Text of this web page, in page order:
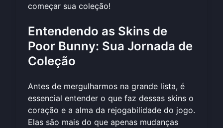
começar sua coleção!
Entendendo as Skins de
Poor Bunny: Sua Jornada de
Coleção
Antes de mergulharmos na grande lista, é
essencial entender o que faz dessas skins o
coração e a alma da rejogabilidade do jogo.
Elas são mais do que apenas mudanças